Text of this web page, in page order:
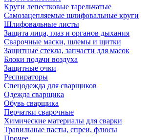
Круги лепестковые тарельчатые
Самозацепляемые шлифовальные круги
Шлифовальные листы
Защита лица, глаз и органов дыхания
Сварочные маски, шлемы и щитки
Защитные стекла, запчасти для масок
Блоки подачи воздуха
Защитные очки
Респираторы
Спецодежда для сварщиков
Одежда сварщика
Обувь сварщика
Перчатки сварочные
Химические материалы для сварки
Травильные пасты, спреи, флюсы
Прочее